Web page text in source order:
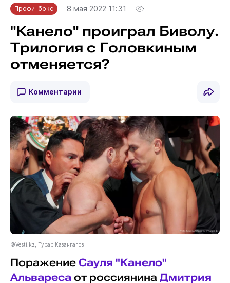
Профи-бокс 8 мая 2022 11:31
"Канело" проиграл Биволу.
Трилогия с Головкиным
отменяется?
Комментарии
©Vesti.kz, Турар Казангапов
Поражение Сауля "Канело"
Альваресаот россиянина Дмитрия